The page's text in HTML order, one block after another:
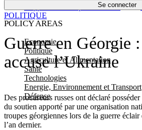
Se connecter
POLICY AREAS
Economie
Politique
Agriculture et Alimentation
Santé
Technologies
Energie, Environnement et Transport
Défense
Économie
Guerre en Géorgie
accuse l’Ukraine
Des procureurs russes ont déclaré
du soutien apporté par une organisation
troupes géorgiennes lors de la guerre
l’an dernier.
POLITIQUE